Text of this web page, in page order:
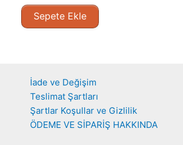
Sepete Ekle
İade ve Değişim
Teslimat Şartları
Şartlar Koşullar ve Gizlilik
ÖDEME VE SİPARİŞ HAKKINDA